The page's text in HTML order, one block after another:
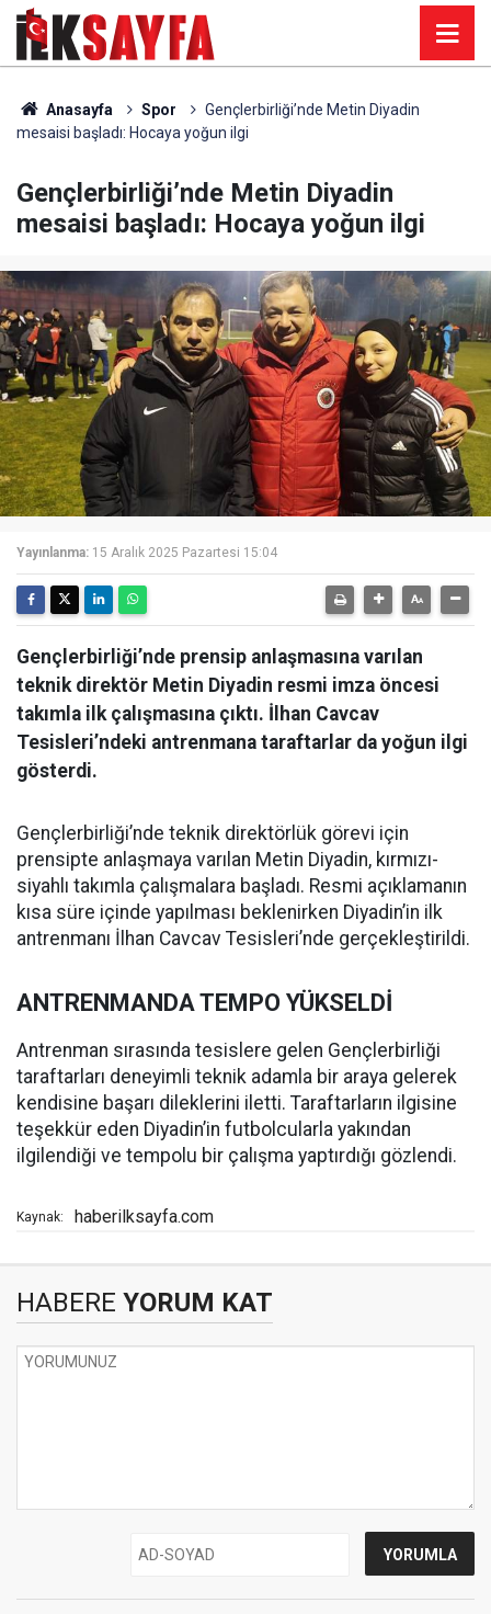
Anasayfa Spor
Gençlerbirliği’nde Metin Diyadin
mesaisi başladı: Hocaya yoğun ilgi
Gençlerbirliği’nde Metin Diyadin
mesaisi başladı: Hocaya yoğun ilgi
Yayınlanma: 15 Aralık 2025 Pazartesi 15:04
Gençlerbirliği’nde prensip anlaşmasına varılan
teknik direktör Metin Diyadin resmi imza öncesi
takımla ilk çalışmasına çıktı. İlhan Cavcav
Tesisleri’ndeki antrenmana taraftarlar da yoğun ilgi
gösterdi.
Gençlerbirliği’nde teknik direktörlük görevi için
prensipte anlaşmaya varılan Metin Diyadin, kırmızı-
siyahlı takımla çalışmalara başladı. Resmi açıklamanın
kısa süre içinde yapılması beklenirken Diyadin’in ilk
antrenmanı İlhan Cavcav Tesisleri’nde gerçekleştirildi.
ANTRENMANDA TEMPO YÜKSELDİ
Antrenman sırasında tesislere gelen Gençlerbirliği
taraftarları deneyimli teknik adamla bir araya gelerek
kendisine başarı dileklerini iletti. Taraftarların ilgisine
teşekkür eden Diyadin’in futbolcularla yakından
ilgilendiği ve tempolu bir çalışma yaptırdığı gözlendi.
Kaynak: haberilksayfa.com
HABERE YORUM KAT